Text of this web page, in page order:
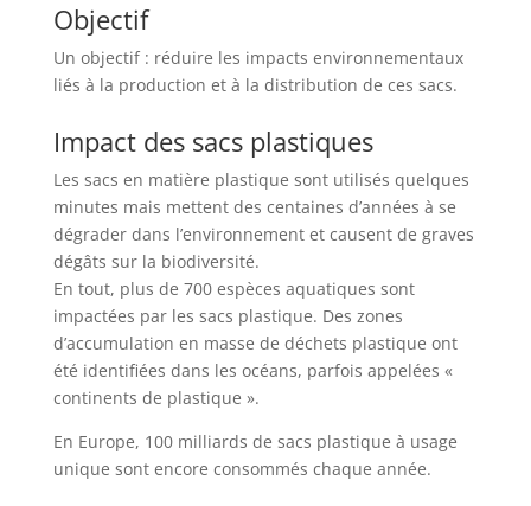
Objectif
Un objectif : réduire les impacts environnementaux
liés à la production et à la distribution de ces sacs.
Impact des sacs plastiques
Les sacs en matière plastique sont utilisés quelques
minutes mais mettent des centaines d’années à se
dégrader dans l’environnement et causent de graves
dégâts sur la biodiversité.
En tout, plus de 700 espèces aquatiques sont
impactées par les sacs plastique. Des zones
d’accumulation en masse de déchets plastique ont
été identifiées dans les océans, parfois appelées «
continents de plastique ».
En Europe, 100 milliards de sacs plastique à usage
unique sont encore consommés chaque année.